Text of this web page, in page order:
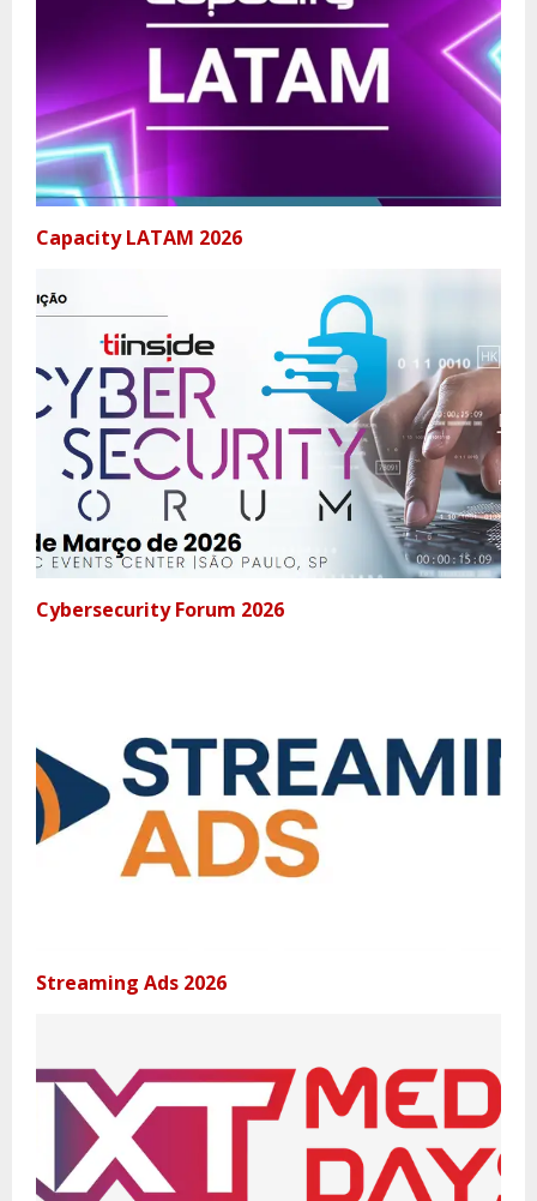
Capacity LATAM 2026
Cybersecurity Forum 2026
Streaming Ads 2026